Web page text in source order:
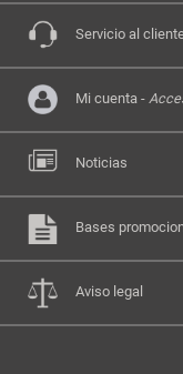
Servicio al
Mi cuenta -
Noticias
Bases
Aviso legal